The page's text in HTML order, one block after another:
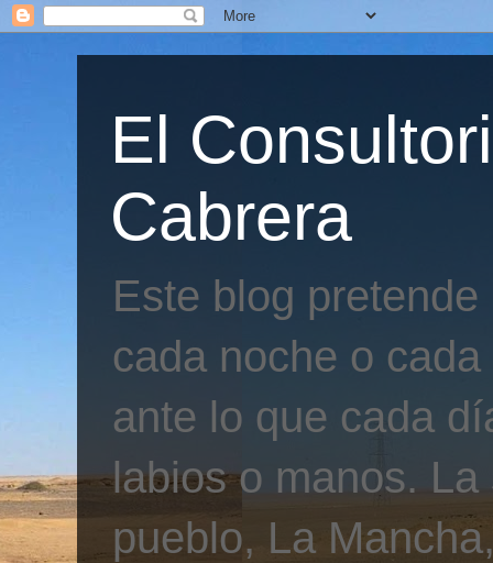
El
Cabrera
Este blog
cada noche o
ante lo que cada
labios o manos.
pueblo, La